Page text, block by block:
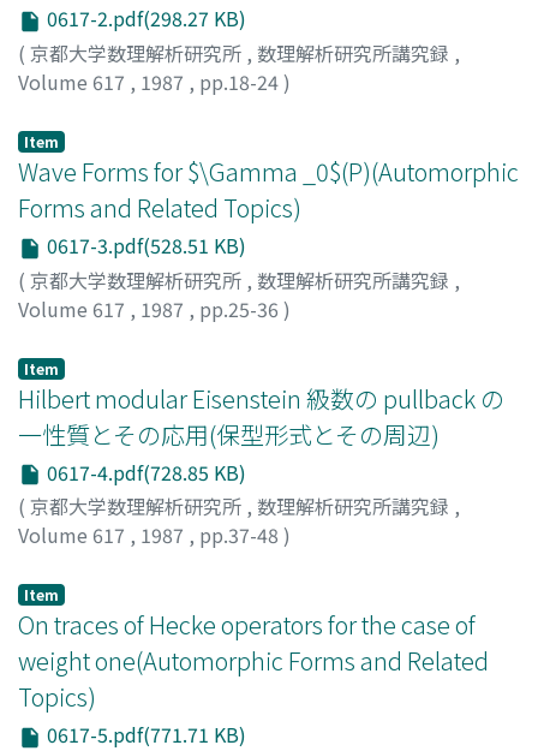
0617-2.pdf(298.27 KB)
( 京都大学数理解析研究所 , 数理解析研究所講究録 ,
Volume 617 , 1987 , pp.18-24)
Item
Wave Forms for $\Gamma _0$(P)(Automorphic
Forms and Related Topics)
0617-3.pdf(528.51 KB)
( 京都大学数理解析研究所 , 数理解析研究所講究録 ,
Volume 617 , 1987 , pp.25-36 )
Item
Hilbert modular Eisenstein 級数の pullback の
一性質とその応用(保型形式とその周辺)
0617-4.pdf(728.85 KB)
( 京都大学数理解析研究所 , 数理解析研究所講究録 ,
Volume 617 , 1987 , pp.37-48 )
Item
On traces of Hecke operators for the case of
weight one(Automorphic Forms and Related
Topics)
0617-5.pdf(771.71 KB)